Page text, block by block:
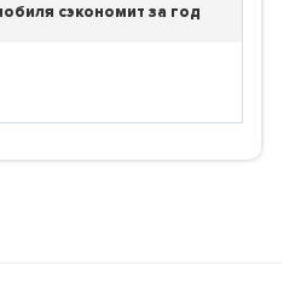
сэкономит за год